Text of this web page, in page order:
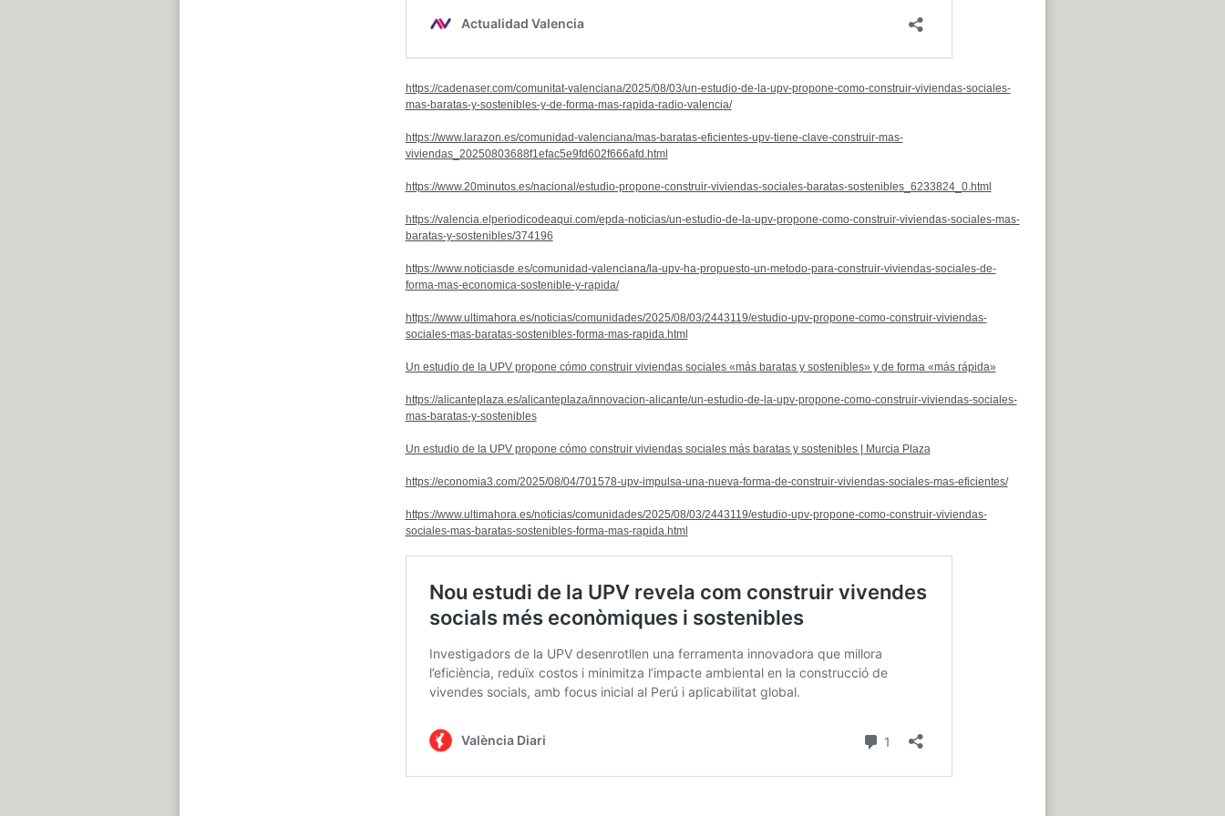
https://cadenaser.com/comunitat-valenciana/2025/08/03/un-estudio-de-la-upv-propone-como-construir-viviendas-sociales-
mas-baratas-y-sostenibles-y-de-forma-mas-rapida-radio-valencia/
https://www.larazon.es/comunidad-valenciana/mas-baratas-eficientes-upv-tiene-clave-construir-mas-
viviendas_20250803688f1efac5e9fd602f666afd.html
https://www.20minutos.es/nacional/estudio-propone-construir-viviendas-sociales-baratas-sostenibles_6233824_0.html
https://valencia.elperiodicodeaqui.com/epda-noticias/un-estudio-de-la-upv-propone-como-construir-viviendas-sociales-mas-
baratas-y-sostenibles/374196
https://www.noticiasde.es/comunidad-valenciana/la-upv-ha-propuesto-un-metodo-para-construir-viviendas-sociales-de-
forma-mas-economica-sostenible-y-rapida/
https://www.ultimahora.es/noticias/comunidades/2025/08/03/2443119/estudio-upv-propone-como-construir-viviendas-
sociales-mas-baratas-sostenibles-forma-mas-rapida.html
Un estudio de la UPV propone cómo construir viviendas sociales «más baratas y sostenibles» y de forma «más rápida»
https://alicanteplaza.es/alicanteplaza/innovacion-alicante/un-estudio-de-la-upv-propone-como-construir-viviendas-sociales-
mas-baratas-y-sostenibles
Un estudio de la UPV propone cómo construir viviendas sociales más baratas y sostenibles | Murcia Plaza
https://economia3.com/2025/08/04/701578-upv-impulsa-una-nueva-forma-de-construir-viviendas-sociales-mas-eficientes/
https://www.ultimahora.es/noticias/comunidades/2025/08/03/2443119/estudio-upv-propone-como-construir-viviendas-
sociales-mas-baratas-sostenibles-forma-mas-rapida.html